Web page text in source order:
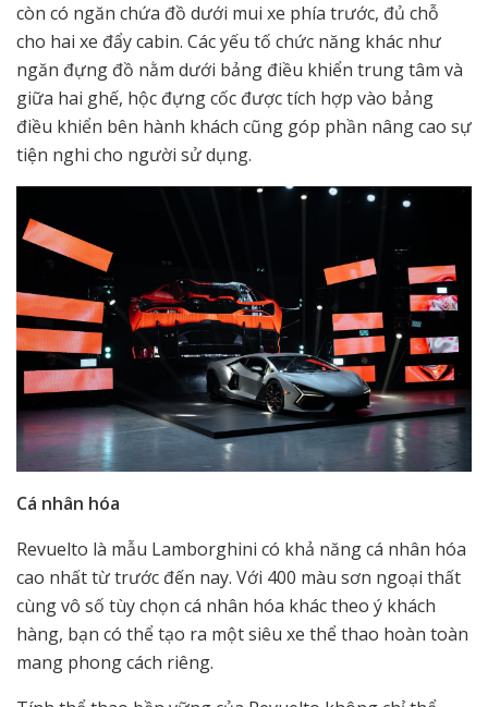
còn có ngăn chứa đồ dưới mui xe phía trước, đủ chỗ
cho hai xe đẩy cabin. Các yếu tố chức năng khác như
ngăn đựng đồ nằm dưới bảng điều khiển trung tâm và
giữa hai ghế, hộc đựng cốc được tích hợp vào bảng
điều khiển bên hành khách cũng góp phần nâng cao sự
tiện nghi cho người sử dụng.
Cá nhân hóa
Revuelto là mẫu Lamborghini có khả năng cá nhân hóa
cao nhất từ trước đến nay. Với 400 màu sơn ngoại thất
cùng vô số tùy chọn cá nhân hóa khác theo ý khách
hàng, bạn có thể tạo ra một siêu xe thể thao hoàn toàn
mang phong cách riêng.